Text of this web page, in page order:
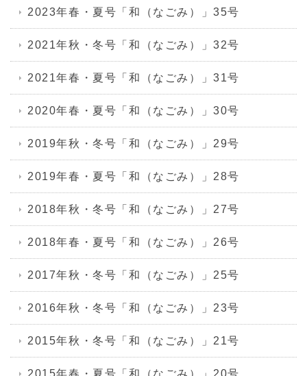
2023年春・夏号「和（なごみ）」35号
2021年秋・冬号「和（なごみ）」32号
2021年春・夏号「和（なごみ）」31号
2020年春・夏号「和（なごみ）」30号
2019年秋・冬号「和（なごみ）」29号
2019年春・夏号「和（なごみ）」28号
2018年秋・冬号「和（なごみ）」27号
2018年春・夏号「和（なごみ）」26号
2017年秋・冬号「和（なごみ）」25号
2016年秋・冬号「和（なごみ）」23号
2015年秋・冬号「和（なごみ）」21号
2015年春・夏号「和（なごみ）」20号